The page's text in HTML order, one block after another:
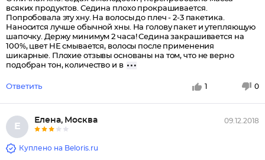
всяких продуктов. Седина плохо прокрашивается.
Попробовала эту хну. На волосы до плеч - 2-3 пакетика.
Наносится лучше обычной хны. На голову пакет и утепляющую
шапочку. Держу минимум 2 часа! Седина закрашивается на
100%, цвет НЕ смывается, волосы после применения
шикарные. Плохие отзывы основаны на том, что не верно
подобран тон, количество и в
Ответить 0
Е
Елена, Москва 09.12.2018
Куплено на Beloris.ru